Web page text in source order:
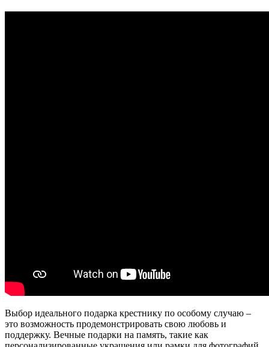
Выбор идеального подарка крестнику по особому случаю –
это возможность продемонстрировать свою любовь и
поддержку. Вечные подарки на память, такие как